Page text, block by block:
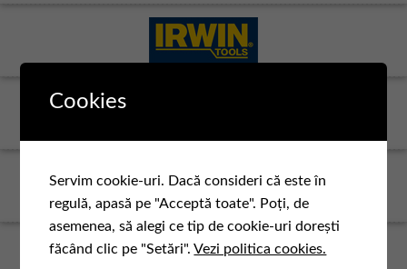
Cookies
Servim cookie-uri. Dacă consideri că este în
regulă, apasă pe "Acceptă toate". Poți, de
asemenea, să alegi ce tip de cookie-uri dorești
făcând clic pe "Setări".Vezi politica cookies.